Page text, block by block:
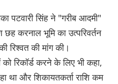
पटवारी सिंह ने "गरीब आदमी"
करनाल भूमि का उत्परिवर्तन
की मांग की।
को रिकॉर्ड करने के लिए भी कहा,
था और शिकायतकर्ता राशि कम